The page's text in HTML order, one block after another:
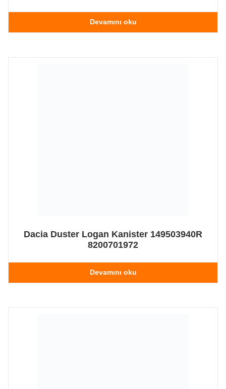
Devamını oku
Dacia Duster Logan Kanister 149503940R
8200701972
Devamını oku